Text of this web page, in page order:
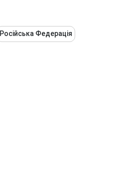
Російська Федерація